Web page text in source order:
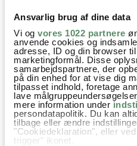
Ansvarlig brug af dine data
Vi og vores 1022 partnere
anvende cookies og
adresse, ID og din browser
marketingformål. Disse
samarbejdspartnere, der
på din enhed for at vise dig
tilpasset indhold, foretage
lave
mere information under
persondatapolitik. Du kan
tilbage eller ændre
"Cookiedeklaration", eller
trigger" ikonet.
besvar
Gitte Skov:
16. juli 2026 kl. 08:18
Det har min
frosset dem ind i
op afgiver de
til varm mad eller
De bliver helt